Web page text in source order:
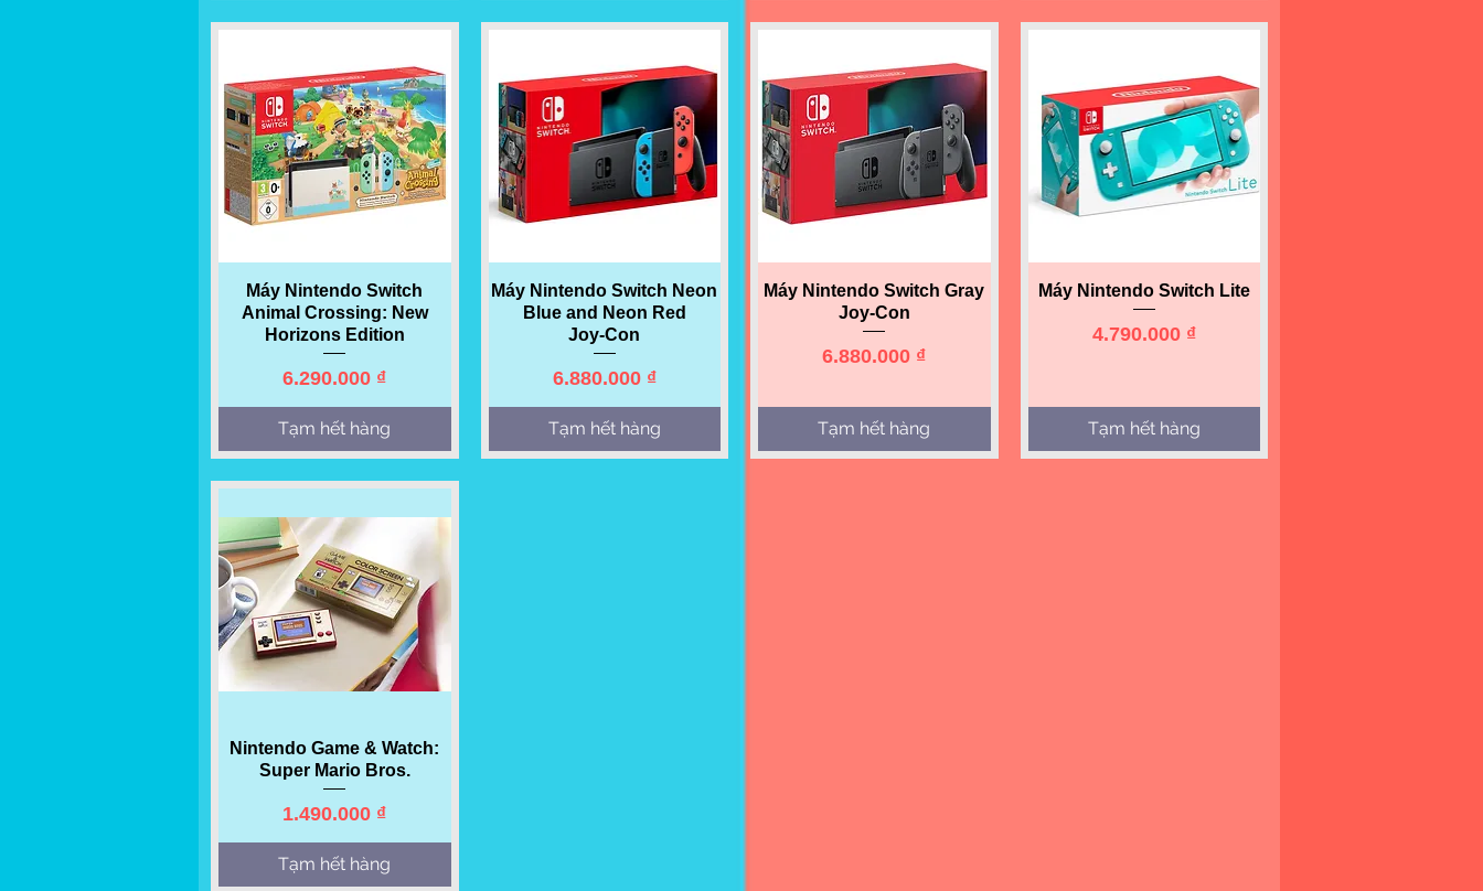
Quick View
Máy Nintendo Switch
Animal Crossing: New
Horizons Edition
Price
6.290.000 ₫
Tạm hết hàng
Quick View
Máy Nintendo Switch Neon
Blue and Neon Red
Joy‑Con
Price
6.880.000 ₫
Tạm hết hàng
Quick View
Máy Nintendo Switch Gray
Joy-Con
Price
6.880.000 ₫
Tạm hết hàng
Quick View
Máy Nintendo Switch Lite
Price
4.790.000 ₫
Tạm hết hàng
Quick View
Nintendo Game & Watch:
Super Mario Bros.
Price
1.490.000 ₫
Tạm hết hàng